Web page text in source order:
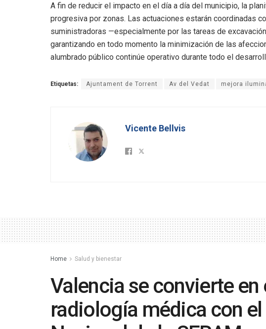
A fin de reducir el impacto en el día a día del municipio, la
progresiva por zonas. Las actuaciones estarán coordinadas
suministradoras —especialmente por las tareas de
garantizando en todo momento la minimización de las
alumbrado público continúe operativo durante todo el
Etiquetas: Ajuntament de Torrent Av del Vedat mejora
Vicente Bellvis
Home Salud y bienestar
Valencia se convierte
radiología médica con